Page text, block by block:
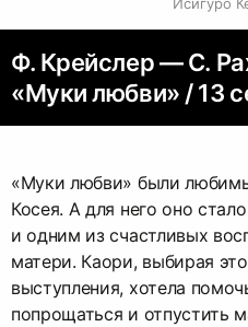
Ф. Крейслер — С.
«Муки любви» / 13
«Муки любви» были
Косея. А для него оно
и одним из счастливых
матери. Каори, выбирая
выступления, хотела
попрощаться и отпустить